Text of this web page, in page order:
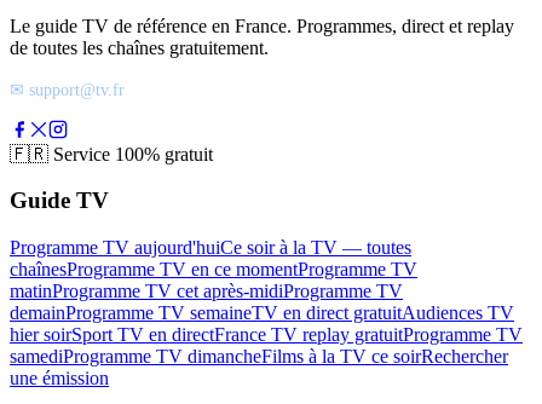
Le guide TV de référence en France. Programmes, direct et replay
de toutes les chaînes gratuitement.
✉ support@tv.fr
🇫🇷 Service 100% gratuit
Guide TV
Programme TV aujourd'huiCe soir à la TV — toutes
chaînesProgramme TV en ce momentProgramme TV
matinProgramme TV cet après-midiProgramme TV
demainProgramme TV semaineTV en direct gratuitAudiences TV
hier soirSport TV en directFrance TV replay gratuitProgramme TV
samediProgramme TV dimancheFilms à la TV ce soirRechercher
une émission